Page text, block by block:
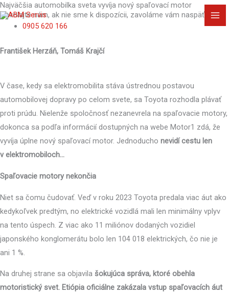
Preskočiť
na
Najväčšia automobilka sveta vyvíja nový spaľovací motor
Zavolajte nám, ak nie sme k dispozícii, zavoláme vám naspäť!
0905 620 166
František Herzáň, Tomáš Krajčí
V čase, kedy sa elektromobilita stáva ústrednou postavou
automobilovej dopravy po celom svete, sa Toyota rozhodla plávať
proti prúdu. Nielenže spoločnosť nezanevrela na spaľovacie motory,
dokonca sa podľa informácií dostupných na webe Motor1 zdá, že
vyvíja úplne nový spaľovací motor. Jednoducho nevidí cestu len
v elektromobiloch…
Spaľovacie motory nekončia
Niet sa čomu čudovať. Veď v roku 2023 Toyota predala viac áut ako
kedykoľvek predtým, no elektrické vozidlá mali len minimálny vplyv
na tento úspech. Z viac ako 11 miliónov dodaných vozidiel
japonského konglomerátu bolo len 104 018 elektrických, čo nie je
ani 1 %.
Na druhej strane sa objavila šokujúca správa, ktoré obehla
motoristický svet. Etiópia oficiálne zakázala vstup spaľovacích áut